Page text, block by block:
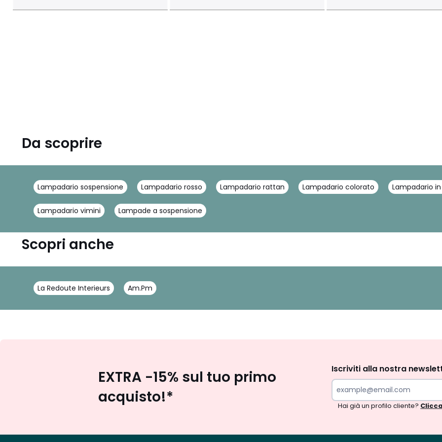
Da scoprire
Lampadario sospensione Lampadario rosso Lampadario rattan Lampadario colorato Lampadario
Lampadario vimini Lampade a sospensione
Scopri anche
La Redoute Interieurs Am.Pm
EXTRA -15% sul tuo primo
acquisto!*
Iscriviti alla nostra
Hai già un profilo cliente?